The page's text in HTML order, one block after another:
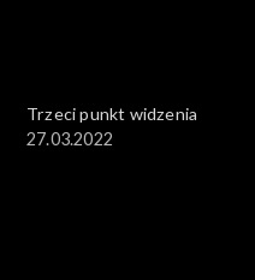
Trzeci punkt widzenia
27.03.2022